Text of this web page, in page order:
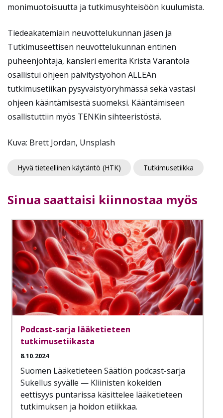
monimuotoisuutta ja tutkimusyhteisöön kuulumista.
Tiedeakatemiain neuvottelukunnan jäsen ja
Tutkimuseettisen neuvottelukunnan entinen
puheenjohtaja, kansleri emerita Krista Varantola
osallistui ohjeen päivitystyöhön ALLEAn
tutkimusetiikan pysyväistyöryhmässä sekä vastasi
ohjeen kääntämisestä suomeksi. Kääntämiseen
osallistuttiin myös TENKin sihteeristöstä.
Kuva: Brett Jordan, Unsplash
Hyvä tieteellinen käytäntö (HTK) Tutkimusetiikka
Sinua saattaisi kiinnostaa myös
Podcast-sarja lääketieteen
tutkimusetiikasta
8.10.2024
Suomen Lääketieteen Säätiön podcast-sarja
Sukellus syvälle — Kliinisten kokeiden
eettisyys puntarissa käsittelee lääketieteen
tutkimuksen ja hoidon etiikkaa.